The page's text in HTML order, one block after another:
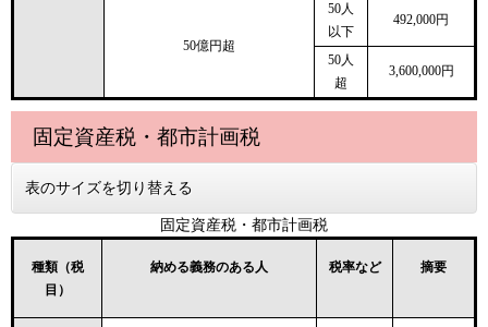
50億円超
50人
以下
492,000円
50人
超
3,600,000円
固定資産税・都市計画税
表のサイズを切り替える
固定資産税・都市計画税
種類（税
目）
納める義務のある人 税率など 摘要